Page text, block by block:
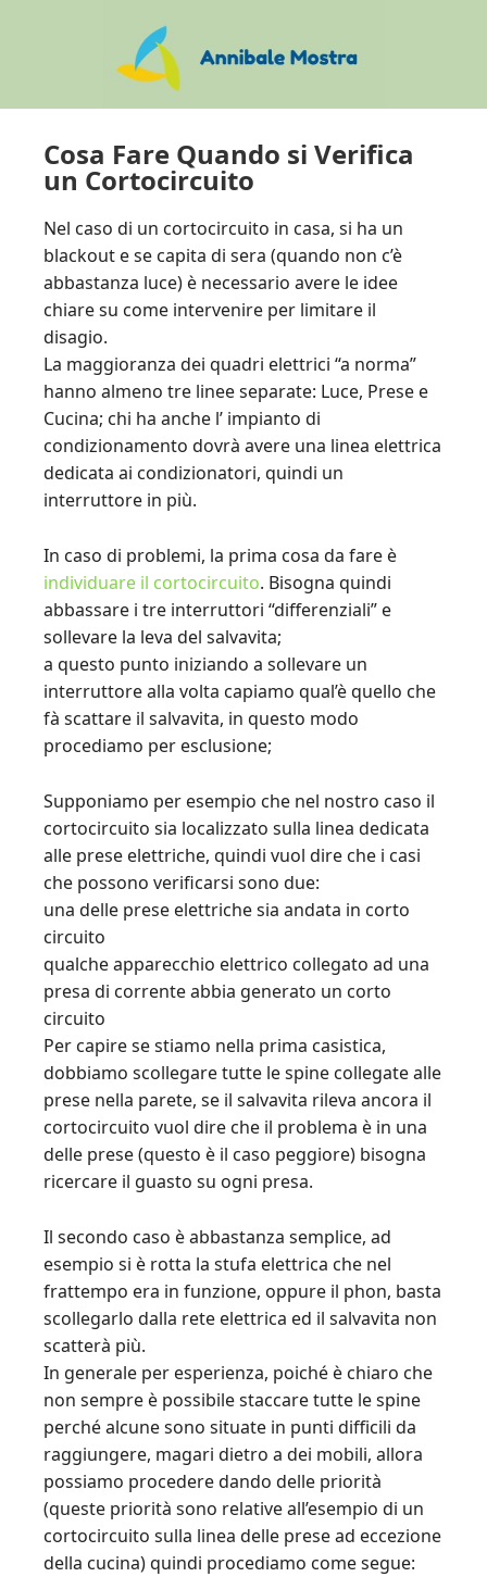
Cosa Fare Quando si Verifica
un Cortocircuito
Nel caso di un cortocircuito in casa, si ha un
blackout e se capita di sera (quando non c’è
abbastanza luce) è necessario avere le idee
chiare su come intervenire per limitare il
disagio.
La maggioranza dei quadri elettrici “a norma”
hanno almeno tre linee separate: Luce, Prese e
Cucina; chi ha anche l’ impianto di
condizionamento dovrà avere una linea elettrica
dedicata ai condizionatori, quindi un
interruttore in più.
In caso di problemi, la prima cosa da fare è
individuare il cortocircuito. Bisogna quindi
abbassare i tre interruttori “differenziali” e
sollevare la leva del salvavita;
a questo punto iniziando a sollevare un
interruttore alla volta capiamo qual’è quello che
fà scattare il salvavita, in questo modo
procediamo per esclusione;
Supponiamo per esempio che nel nostro caso il
cortocircuito sia localizzato sulla linea dedicata
alle prese elettriche, quindi vuol dire che i casi
che possono verificarsi sono due:
una delle prese elettriche sia andata in corto
circuito
qualche apparecchio elettrico collegato ad una
presa di corrente abbia generato un corto
circuito
Per capire se stiamo nella prima casistica,
dobbiamo scollegare tutte le spine collegate alle
prese nella parete, se il salvavita rileva ancora il
cortocircuito vuol dire che il problema è in una
delle prese (questo è il caso peggiore) bisogna
ricercare il guasto su ogni presa.
Il secondo caso è abbastanza semplice, ad
esempio si è rotta la stufa elettrica che nel
frattempo era in funzione, oppure il phon, basta
scollegarlo dalla rete elettrica ed il salvavita non
scatterà più.
In generale per esperienza, poiché è chiaro che
non sempre è possibile staccare tutte le spine
perché alcune sono situate in punti difficili da
raggiungere, magari dietro a dei mobili, allora
possiamo procedere dando delle priorità
(queste priorità sono relative all’esempio di un
cortocircuito sulla linea delle prese ad eccezione
della cucina) quindi procediamo come segue: